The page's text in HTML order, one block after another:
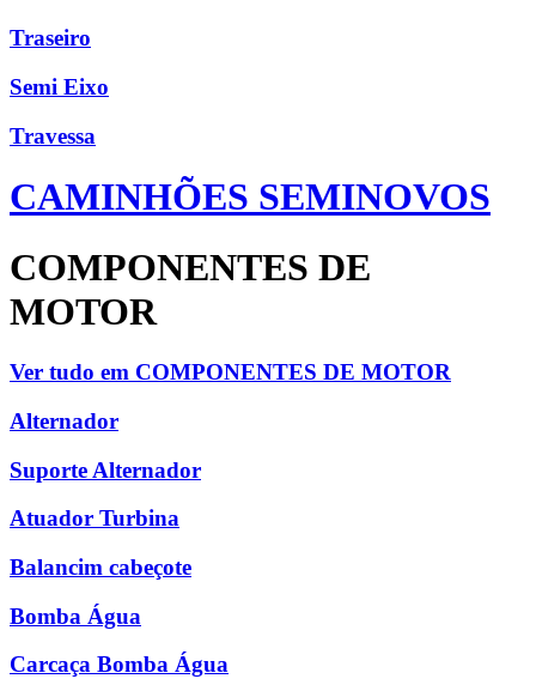
Traseiro
Semi Eixo
Travessa
CAMINHÕES SEMINOVOS
COMPONENTES DE
MOTOR
Ver tudo em COMPONENTES DE MOTOR
Alternador
Suporte Alternador
Atuador Turbina
Balancim cabeçote
Bomba Água
Carcaça Bomba Água